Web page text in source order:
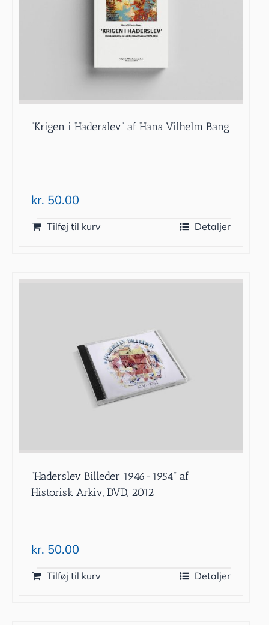
“Krigen i Haderslev” af Hans Vilhelm Bang
kr. 50.00
Tilføj til kurv Detaljer
”Haderslev Billeder 1946-1954” af
Historisk Arkiv, DVD, 2012
kr. 50.00
Tilføj til kurv Detaljer